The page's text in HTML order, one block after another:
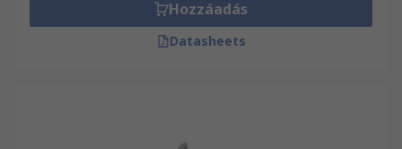
Hozzáadás
Datasheets